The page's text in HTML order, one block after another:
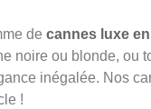
de cannes luxe
noire ou blonde, ou
inégalée. Nos
!